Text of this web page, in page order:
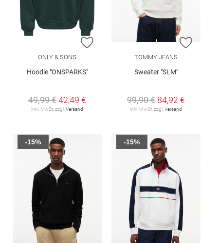
ZUR WUNSCHLISTE HINZUFÜGEN
ONLY & SONS
Hoodie "ONSPARKS"
49,99 €42,49 €
inkl. MwSt. zzgl. Versand
ZUR
TOMMY JEANS
Sweater "SLM"
99,90 € 84,92 €
inkl. MwSt. zzgl. Versand
-15% -15%